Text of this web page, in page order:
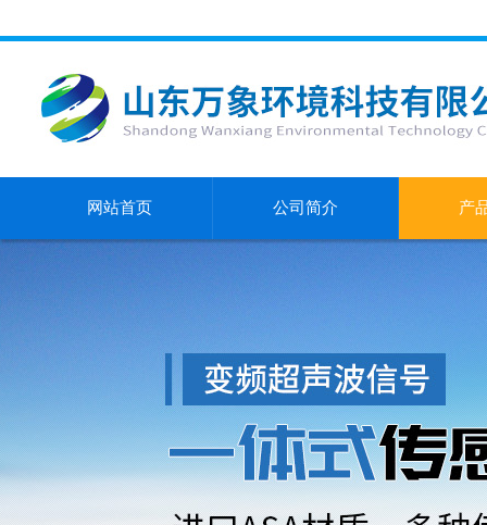
网站首页 公司简介 产